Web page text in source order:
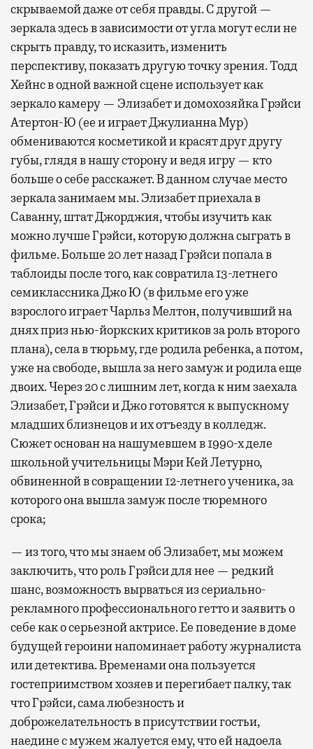
скрываемой даже от себя правды. С другой —
зеркала здесь в зависимости от угла могут если не
скрыть правду, то исказить, изменить
перспективу, показать другую точку зрения. Тодд
Хейнс в одной важной сцене использует как
зеркало камеру — Элизабет и домохозяйка Грэйси
Атертон-Ю (ее и играет Джулианна Мур)
обмениваются косметикой и красят друг другу
губы, глядя в нашу сторону и ведя игру — кто
больше о себе расскажет. В данном случае место
зеркала занимаем мы. Элизабет приехала в
Саванну, штат Джорджия, чтобы изучить как
можно лучше Грэйси, которую должна сыграть в
фильме. Больше 20 лет назад Грэйси попала в
таблоиды после того, как совратила 13-летнего
семиклассника Джо Ю (в фильме его уже
взрослого играет Чарльз Мелтон, получивший на
днях приз нью-йоркских критиков за роль второго
плана), села в тюрьму, где родила ребенка, а потом,
уже на свободе, вышла за него замуж и родила еще
двоих. Через 20 с лишним лет, когда к ним заехала
Элизабет, Грэйси и Джо готовятся к выпускному
младших близнецов и их отъезду в колледж.
Сюжет основан на нашумевшем в 1990-х деле
школьной учительницы Мэри Кей Летурно,
обвиненной в совращении 12-летнего ученика, за
которого она вышла замуж после тюремного
срока;
— из того, что мы знаем об Элизабет, мы можем
заключить, что роль Грэйси для нее — редкий
шанс, возможность вырваться из сериально-
рекламного профессионального гетто и заявить о
себе как о серьезной актрисе. Ее поведение в доме
будущей героини напоминает работу журналиста
или детектива. Временами она пользуется
гостеприимством хозяев и перегибает палку, так
что Грэйси, сама любезность и
доброжелательность в присутствии гостьи,
наедине с мужем жалуется ему, что ей надоела